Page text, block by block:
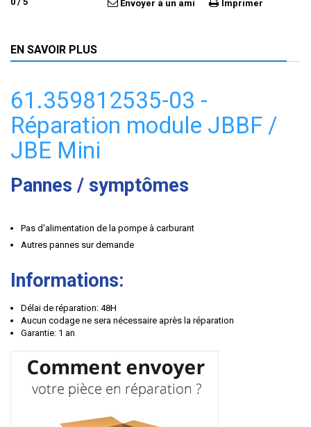
Envoyer à un ami Imprimer
EN SAVOIR PLUS
61.359812535-03 -
Réparation module JBBF /
JBE Mini
Pannes / symptômes
Pas d'alimentation de la pompe à carburant
Autres pannes sur demande
Informations:
Délai de réparation: 48H
Aucun codage ne sera nécessaire après la réparation
Garantie: 1 an